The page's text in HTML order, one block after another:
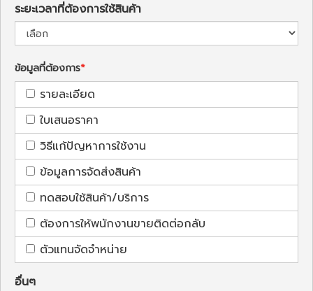
ระยะเวลาที่ต้องการใช้สินค้า
ข้อมูลที่ต้องการ
รายละเอียด
ใบเสนอราคา
วิธีแก้ปัญหาการใช้งาน
ข้อมูลการจัดส่งสินค้า
ทดสอบใช้สินค้า/บริการ
ต้องการให้พนักงานขายติดต่อกลับ
ตัวแทนจัดจำหน่าย
อื่นๆ